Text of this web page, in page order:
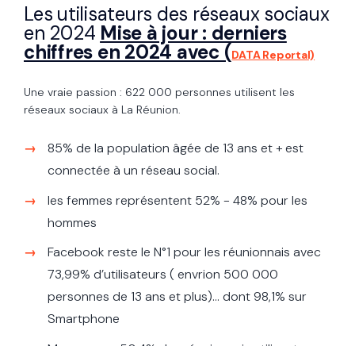
Les utilisateurs des réseaux sociaux
en 2024 Mise à jour : derniers
chiffres en 2024 avec (DATA Reportal)
Une vraie passion : 622 000 personnes utilisent les
réseaux sociaux à La Réunion.
85% de la population âgée de 13 ans et + est
connectée à un réseau social.
les femmes représentent 52% - 48% pour les
hommes
Facebook reste le N°1 pour les réunionnais avec
73,99% d’utilisateurs ( envrion 500 000
personnes de 13 ans et plus)... dont 98,1% sur
Smartphone